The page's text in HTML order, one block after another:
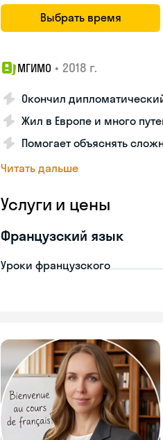
Выбрать время
МГИМО • 2018 г.
Окончил
Жил в Европе и много
Помогает объяснять
Читать дальше
Услуги и цены
Французский язык
Уроки французского